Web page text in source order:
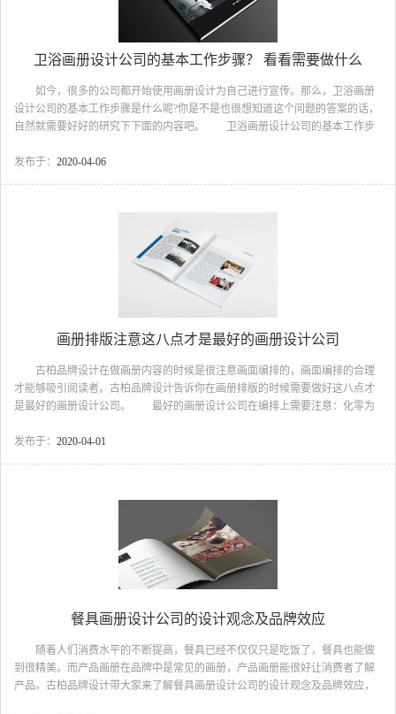
卫浴画册设计公司的基本工作步骤？ 看看需要做什么
如今，很多的公司都开始使用画册设计为自己进行宣传。那么，卫浴画册
设计公司的基本工作步骤是什么呢?你是不是也很想知道这个问题的答案的话，
自然就需要好好的研究下下面的内容吧。 卫浴画册设计公司的基本工作步
称主要用于洗澡的卫生间，是供居住者便溺、洗浴、盥洗等日常卫生活动的空
计公司的基本工作步骤 1、了解设计需求 了解的内容主要有企业是需要
什么性质的画册，是企业形象画册还是企业产品画册...
发布于： 2020-04-06
画册排版注意这八点才是最好的画册设计公司
古柏品牌设计在做画册内容的时候是很注意画面编排的，画面编排的合理
才能够吸引阅读者。古柏品牌设计告诉你在画册排版的时候需要做好这八点才
是最好的画册设计公司。 最好的画册设计公司在编排上需要注意：化零为
次， 集中组合在一处、二处或三处等，避免画面塞满零乱的文字。 化零为
应排得大一些，朴实一些，避免花哨。篇幅较长的文稿，...
发布于： 2020-04-01
餐具画册设计公司的设计观念及品牌效应
随着人们消费水平的不断提高，餐具已经不仅仅只是吃饭了，餐具也能做
到很精美。而产品画册在品牌中是常见的画册，产品画册能很好让消费者了解
产品。古柏品牌设计带大家来了解餐具画册设计公司的设计观念及品牌效应，